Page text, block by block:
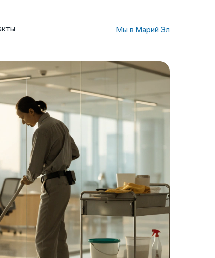
Мы в Марий Эл